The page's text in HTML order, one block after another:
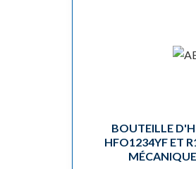
BOUTEILLE
HFO1234YF ET